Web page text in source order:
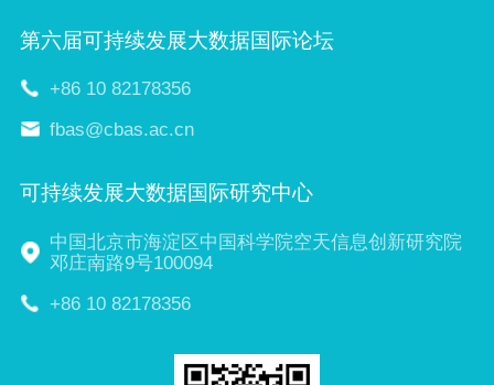
第六届可持续发展大数据国际论坛
+86 10 82178356
fbas@cbas.ac.cn
可持续发展大数据国际研究中心
中国北京市海淀区中国科学院空天信息创新研究院
邓庄南路9号100094
+86 10 82178356